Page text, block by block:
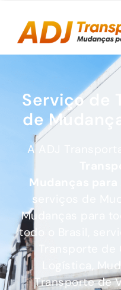
Serviço de
de
A ADJ
Mudanças
serviços de
Mudanças para
todo o Brasil,
Transporte
Logística,
Transporte de